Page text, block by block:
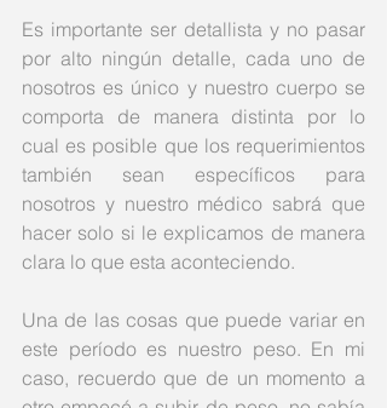
Es importante ser detallista y no pasar
por alto ningún detalle, cada uno de
nosotros es único y nuestro cuerpo se
comporta de manera distinta por lo
cual es posible que los requerimientos
también sean específicos para
nosotros y nuestro médico sabrá que
hacer solo si le explicamos de manera
clara lo que esta aconteciendo.
Una de las cosas que puede variar en
este período es nuestro peso. En mi
caso, recuerdo que de un momento a